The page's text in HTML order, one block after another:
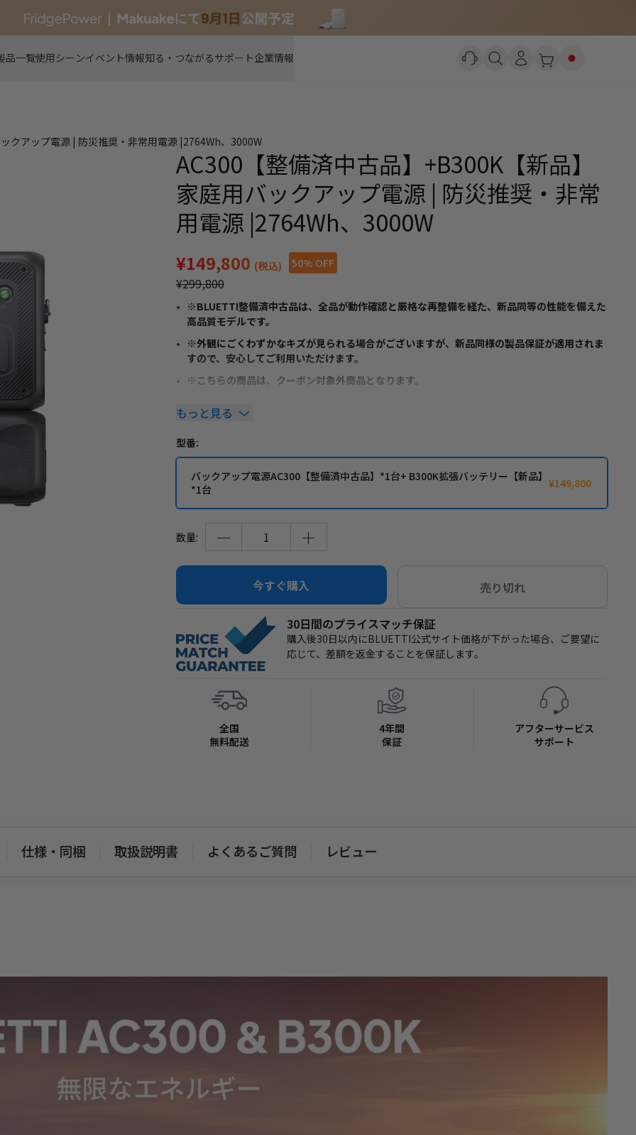
品一覧使用シーンイベント情報知る・つながるサポート企業情報
クアップ電源 | 防災推奨・非常用電源 |2764Wh、3000W
AC300【整備済中古品】+B300K【新品】
家庭用バックアップ電源 | 防災推奨・非常
用電源 |2764Wh、3000W
¥149,800 (税込) 50% OFF
¥299,800
※BLUETTI整備済中古品は、全品が動作確認と厳格な再整備を経た、新品同等の性能を備えた
高品質モデルです。
※外観にごくわずかなキズが見られる場合がございますが、新品同様の製品保証が適用されま
すので、安心してご利用いただけます。
※こちらの商品は、クーポン対象外商品となります。
電気容量をより自由に選べる
に最大4つの拡張バッテリーB300K（それぞれ2764.8Wh）を接続することができます。高出力
の家庭用電源や工具などに必要な200Vコンセントを使用する場合、オプションのP030Aを使用
してAC300を2つ直列に接続し、最大8つのB300K（AC300ごとに4つ）を接続することで、最
大200V/6000W、合計22,118.4Whまで電力を増幅できます。この独自の拡張機能により、電気
容量の選択肢をさらに広げ、より柔軟にお使いいただけます。
最先端の急速充電技術を採用
付属のAC充電ケーブルを使用した1500Wに加え、畳式ソーラーパネルや屋上ソーラーパネルシ
LFP角形電池モジュール採用
ネルギー密度の高い角型リン酸鉄リチウム電池を採用しています。B300Kは、サイクル寿命を
4,000サイクルに延ばすことに成功し、さらにバッテリーをより小型化することで製品全体の
性能向上に貢献しています。また、バッテリーユニットの破損による故障のリスクを低減して
おり、より安心してご使用いただけます。
もっと見る
もっと見る
型番:
バックアップ電源AC300【整備済中古品】*1台+ B300K拡張バッテリー【新品】
*1台
¥149,800
数量:
今すぐ購入 売り切れ
30日間のプライスマッチ保証
購入後30日以内にBLUETTI公式サイト価格が下がった場合、ご要望に
応じて、差額を返金することを保証します。
全国
無料配送
4年間
保証
アフターサービス
サポート
仕様・同梱 取扱説明書 よくあるご質問 レビュー